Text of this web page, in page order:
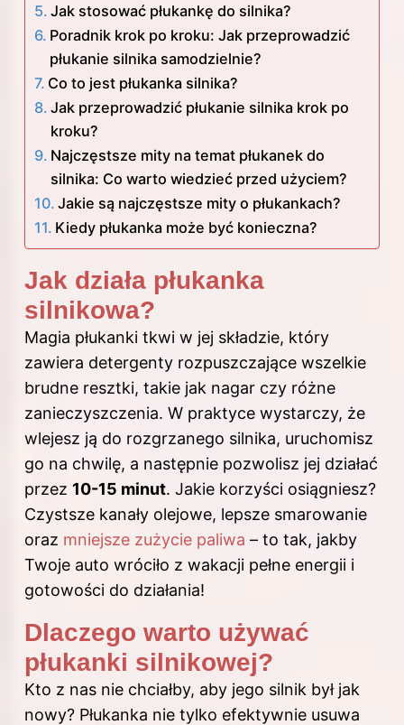
Jak stosować płukankę do silnika?
Poradnik krok po kroku: Jak przeprowadzić
płukanie silnika samodzielnie?
Co to jest płukanka silnika?
Jak przeprowadzić płukanie silnika krok po
kroku?
Najczęstsze mity na temat płukanek do
silnika: Co warto wiedzieć przed użyciem?
Jakie są najczęstsze mity o płukankach?
Kiedy płukanka może być konieczna?
Jak działa płukanka
silnikowa?
Magia płukanki tkwi w jej składzie, który
zawiera detergenty rozpuszczające wszelkie
brudne resztki, takie jak nagar czy różne
zanieczyszczenia. W praktyce wystarczy, że
wlejesz ją do rozgrzanego silnika, uruchomisz
go na chwilę, a następnie pozwolisz jej działać
przez 10-15 minut. Jakie korzyści osiągniesz?
Czystsze kanały olejowe, lepsze smarowanie
oraz mniejsze zużycie paliwa – to tak, jakby
Twoje auto wróciło z wakacji pełne energii i
gotowości do działania!
Dlaczego warto używać
płukanki silnikowej?
Kto z nas nie chciałby, aby jego silnik był jak
nowy? Płukanka nie tylko efektywnie usuwa